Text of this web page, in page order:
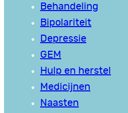
Behandeling
Bipolariteit
Depressie
GEM
Hulp en herstel
Medicijnen
Naasten